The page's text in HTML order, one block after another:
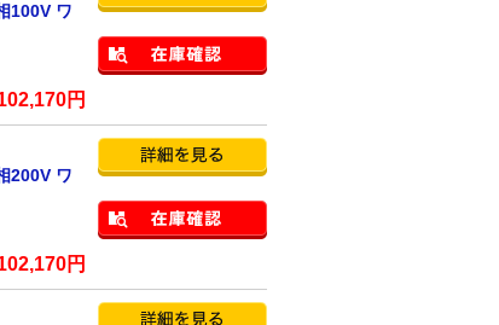
100V ワ
円
200V ワ
円